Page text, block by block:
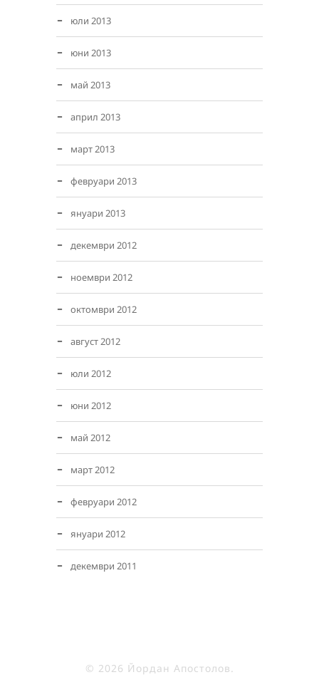
юли 2013
юни 2013
май 2013
април 2013
март 2013
февруари 2013
януари 2013
декември 2012
ноември 2012
октомври 2012
август 2012
юли 2012
юни 2012
май 2012
март 2012
февруари 2012
януари 2012
декември 2011
© 2026 Йордан Апостолов.